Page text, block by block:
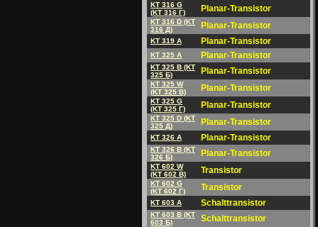
KT 316 G
(KT 316 Г)
Planar-Transistor
KT 316 D (KT
316 Д)
Planar-Transistor
KT 319 A Planar-Transistor
KT 325 A Planar-Transistor
KT 325 B (KT
325 Б)
Planar-Transistor
KT 325 W
(KT 325 B)
Planar-Transistor
KT 325 G
(KT 325 Г)
Planar-Transistor
KT 325 D (KT
325 Д)
Planar-Transistor
KT 326 A Planar-Transistor
KT 326 B (KT
326 Б)
Planar-Transistor
KT 602 W
(KT 602 B)
Transistor
KT 602 G
(KT 602 Г)
Transistor
KT 603 A Schalttransistor
KT 603 B (KT
603 Б)
Schalttransistor